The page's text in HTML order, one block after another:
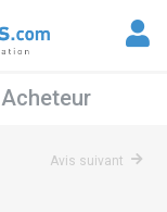
Acheteur
Avis suivant